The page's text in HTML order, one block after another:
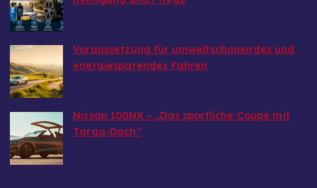
von Autoinfo
energiesparendes Fahren
von Autoinfo
Targa-Dach“
von Autoinfo